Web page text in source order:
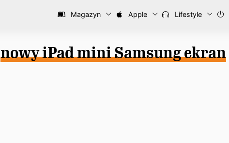
Magazyn Apple Lifestyle
nowy iPad mini Samsung ekran